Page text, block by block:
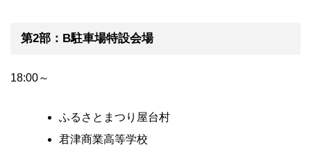
第2部：B駐車場特設会場
18:00～
ふるさとまつり屋台村
君津商業高等学校